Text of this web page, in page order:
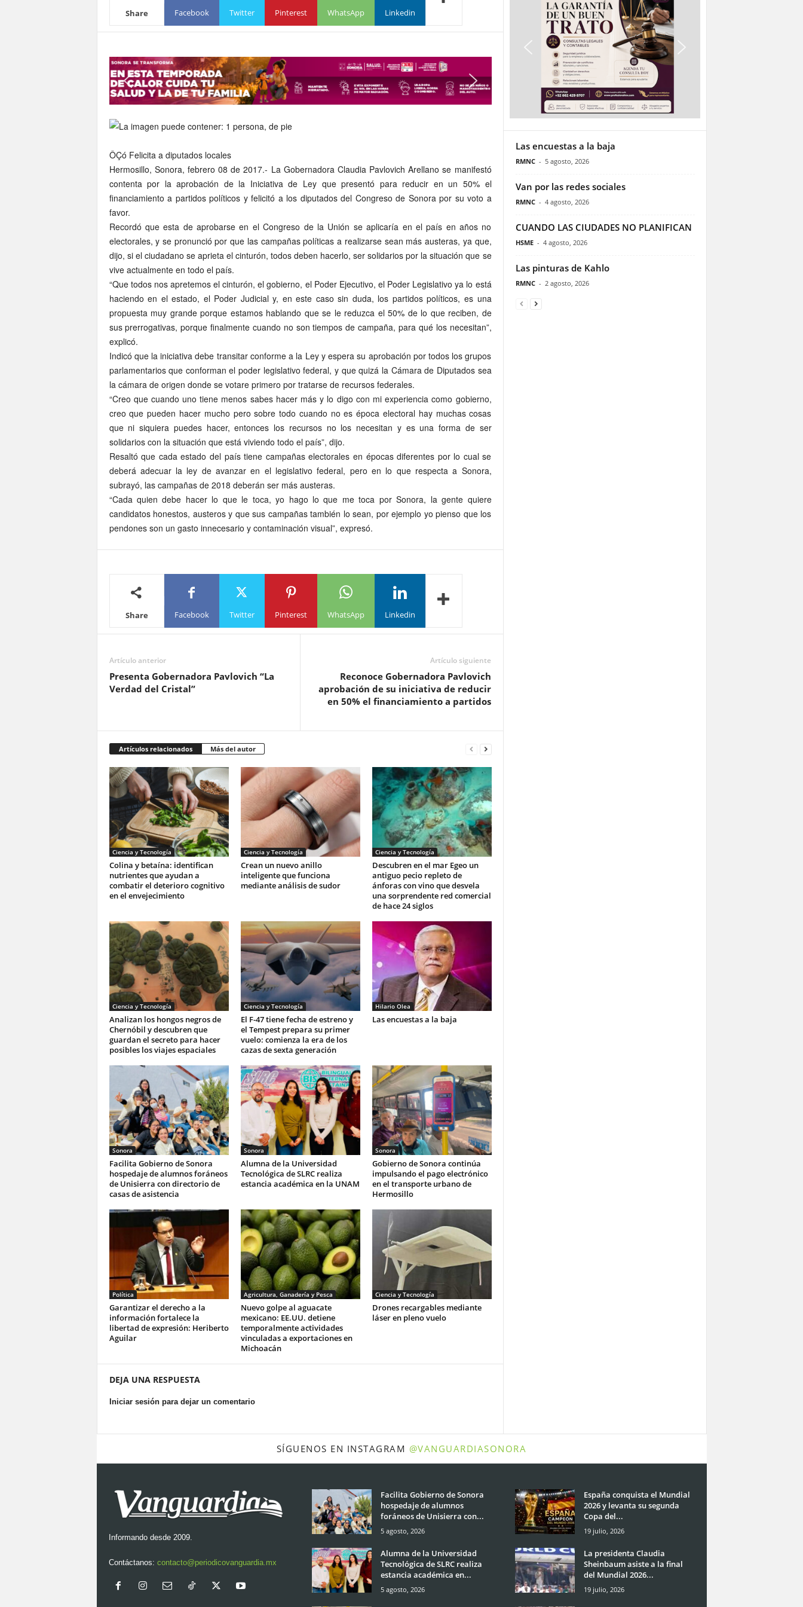
Share Facebook Twitter Pinterest WhatsApp Linkedin
ÔÇó Felicita a diputados locales
Hermosillo, Sonora, febrero 08 de 2017.- La Gobernadora Claudia Pavlovich Arellano se manifestó
contenta por la aprobación de la Iniciativa de Ley que presentó para reducir en un 50% el
financiamiento a partidos políticos y felicitó a los diputados del Congreso de Sonora por su voto a
favor.
Recordó que esta de aprobarse en el Congreso de la Unión se aplicaría en el país en años no
electorales, y se pronunció por que las campañas políticas a realizarse sean más austeras, ya que,
dijo, si el ciudadano se aprieta el cinturón, todos deben hacerlo, ser solidarios por la situación que se
vive actualmente en todo el país.
“Que todos nos apretemos el cinturón, el gobierno, el Poder Ejecutivo, el Poder Legislativo ya lo está
haciendo en el estado, el Poder Judicial y, en este caso sin duda, los partidos políticos, es una
propuesta muy grande porque estamos hablando que se le reduzca el 50% de lo que reciben, de
sus prerrogativas, porque finalmente cuando no son tiempos de campaña, para qué los necesitan”,
explicó.
Indicó que la iniciativa debe transitar conforme a la Ley y espera su aprobación por todos los grupos
parlamentarios que conforman el poder legislativo federal, y que quizá la Cámara de Diputados sea
la cámara de origen donde se votare primero por tratarse de recursos federales.
“Creo que cuando uno tiene menos sabes hacer más y lo digo con mi experiencia como gobierno,
creo que pueden hacer mucho pero sobre todo cuando no es época electoral hay muchas cosas
que ni siquiera puedes hacer, entonces los recursos no los necesitan y es una forma de ser
solidarios con la situación que está viviendo todo el país”, dijo.
Resaltó que cada estado del país tiene campañas electorales en épocas diferentes por lo cual se
deberá adecuar la ley de avanzar en el legislativo federal, pero en lo que respecta a Sonora,
subrayó, las campañas de 2018 deberán ser más austeras.
“Cada quien debe hacer lo que le toca, yo hago lo que me toca por Sonora, la gente quiere
candidatos honestos, austeros y que sus campañas también lo sean, por ejemplo yo pienso que los
pendones son un gasto innecesario y contaminación visual”, expresó.
Share Facebook Twitter Pinterest WhatsApp Linkedin
Artículo anterior
Presenta Gobernadora Pavlovich “La
Verdad del Cristal”
Artículo siguiente
Reconoce Gobernadora Pavlovich
aprobación de su iniciativa de reducir
en 50% el financiamiento a partidos
Artículos relacionados Más del autor
Ciencia y Tecnología
Colina y betaína: identifican
nutrientes que ayudan a
combatir el deterioro cognitivo
en el envejecimiento
Ciencia y Tecnología
Crean un nuevo anillo
inteligente que funciona
mediante análisis de sudor
Ciencia y Tecnología
Descubren en el mar Egeo un
antiguo pecio repleto de
ánforas con vino que desvela
una sorprendente red comercial
de hace 24 siglos
Ciencia y Tecnología
Analizan los hongos negros de
Chernóbil y descubren que
guardan el secreto para hacer
posibles los viajes espaciales
Ciencia y Tecnología
El F-47 tiene fecha de estreno y
el Tempest prepara su primer
vuelo: comienza la era de los
cazas de sexta generación
Hilario Olea
Las encuestas a la baja
Sonora
Facilita Gobierno de Sonora
hospedaje de alumnos foráneos
de Unisierra con directorio de
casas de asistencia
Sonora
Alumna de la Universidad
Tecnológica de SLRC realiza
estancia académica en la UNAM
Sonora
Gobierno de Sonora continúa
impulsando el pago electrónico
en el transporte urbano de
Hermosillo
Política
Garantizar el derecho a la
información fortalece la
libertad de expresión: Heriberto
Aguilar
Agricultura, Ganadería y Pesca
Nuevo golpe al aguacate
mexicano: EE.UU. detiene
temporalmente actividades
vinculadas a exportaciones en
Michoacán
Ciencia y Tecnología
Drones recargables mediante
láser en pleno vuelo
DEJA UNA RESPUESTA
Iniciar sesión para dejar un comentario
Las encuestas a la baja
RMNC - 5 agosto, 2026
Van por las redes sociales
RMNC - 4 agosto, 2026
CUANDO LAS CIUDADES NO PLANIFICAN
HSME - 4 agosto, 2026
Las pinturas de Kahlo
RMNC - 2 agosto, 2026
SÍGUENOS EN INSTAGRAM @VANGUARDIASONORA
Informando desde 2009.
Contáctanos: contacto@periodicovanguardia.mx
Facilita Gobierno de Sonora
hospedaje de alumnos
foráneos de Unisierra con...
5 agosto, 2026
Alumna de la Universidad
Tecnológica de SLRC realiza
estancia académica en...
5 agosto, 2026
España conquista el Mundial
2026 y levanta su segunda
Copa del...
19 julio, 2026
La presidenta Claudia
Sheinbaum asiste a la final
del Mundial 2026...
19 julio, 2026